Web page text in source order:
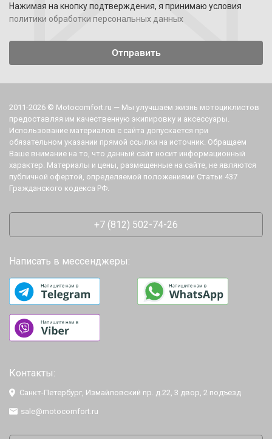
Нажимая на кнопку подтверждения, я принимаю условия
политики обработки персональных данных
2011-2026 © Motocomfort.ru — Мы улучшаем жизнь мотоциклистов
предоставляя им качественную экипировку и аксессуары.
Использование материалов с сайта допускается при
обязательном указании прямой ссылки на источник. Обращаем
Ваше внимание на то, что данный сайт носит информационный
характер. Материалы и цены, размещенные на сайте, не являются
публичной офертой, определяемой положениями Статьи 437
Гражданского кодекса РФ.
+7 (812) 502-74-26
Написать в мессенджеры:
Контакты:
Санкт-Петербург, Измайловский пр. д.22, 3 двор, 2 подъезд
sale@motocomfort.ru